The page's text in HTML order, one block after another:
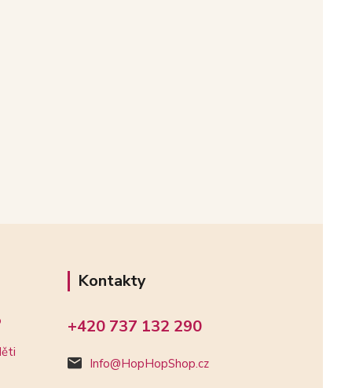
Kontakty
+420 737 132 290
Info@HopHopShop.cz